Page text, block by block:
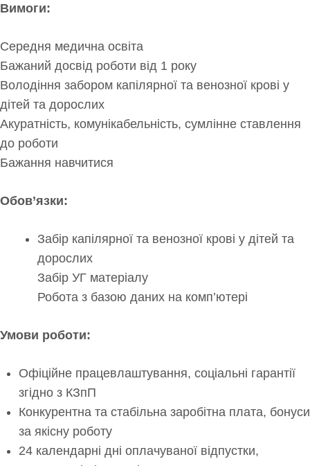
Вимоги:
Середня медична освіта
Бажаний досвід роботи від 1 року
Володіння забором капілярної та венозної крові у
дітей та дорослих
Акуратність, комунікабельність, сумлінне ставлення
до роботи
Бажання навчитися
Обов’язки:
Забір капілярної та венозної крові у дітей та
дорослих
Забір УГ матеріалу
Робота з базою даних на комп’ютері
Умови роботи:
Офіційне працевлаштування, соціальні гарантії
згідно з КЗпП
Конкурентна та стабільна заробітна плата, бонуси
за якісну роботу
24 календарні дні оплачуваної відпустки,